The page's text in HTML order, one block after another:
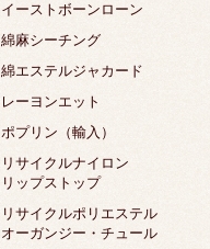
イーストボーンローン
綿麻シーチング
綿エステルジャカード
レーヨンエット
ポプリン（輸入）
リサイクルナイロン
リップストップ
リサイクルポリエステル
オーガンジー・チュール